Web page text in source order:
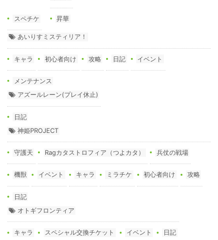
スペチケ 昇華
あいりすミスティリア！
キャラ 初心者向け 攻略 日記 イベント
メンテナンス
アズールレーン(プレイ休止)
日記
神姫PROJECT
守護天 Ragカタストロフィア（つよカタ） 兵仗の戦場
機獣 イベント キャラ ミラチケ 初心者向け 攻略
日記
オトギフロンティア
キャラ スペシャル交換チケット イベント 日記